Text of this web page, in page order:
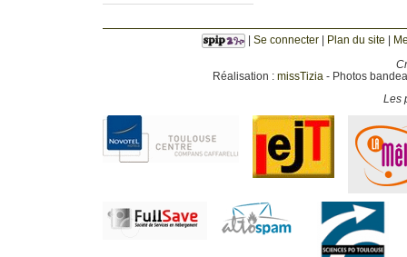
| Se connecter | Plan du site |
Réalisation : missTizia - Photos
Les